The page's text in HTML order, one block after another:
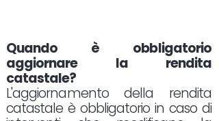
Quando è obbligatorio
aggiornare la rendita
catastale?
L'aggiornamento della rendita
catastale è obbligatorio in caso di